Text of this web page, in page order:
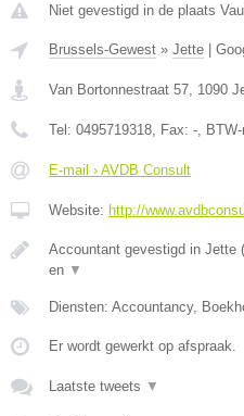
Niet gevestigd in de plaats
Brussels-Gewest » Jette |
Van Bortonnestraat 57 1090
Tel: 0495719318 , Fax: - ,
E-mail › AVDB Consult
Website: http://
Accountant gevestigd in Jette
en ▼
Diensten: Accountancy,
Er wordt gewerkt op afspraak.
Laatste tweets ▼